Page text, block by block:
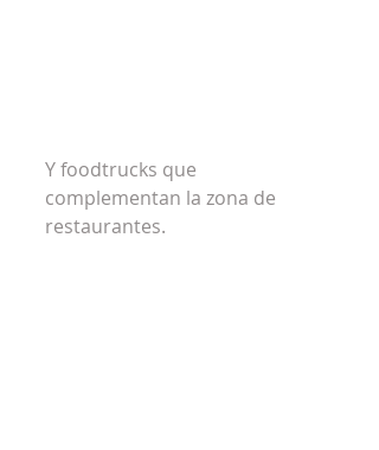
Y foodtrucks que
complementan la zona de
restaurantes.